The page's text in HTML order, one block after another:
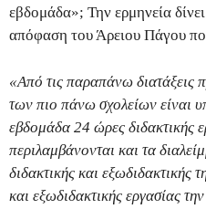
εβδομάδα»; Την ερμηνεία
απόφαση του Άρειου Πάγου
«Από τις παραπάνω διατάξεις
των πιο πάνω σχολείων είναι
εβδομάδα 24 ώρες διδακτικής
περιλαμβάνονται και τα
διδακτικής και εξωδιδακτικής
και εξωδιδακτικής εργασίας